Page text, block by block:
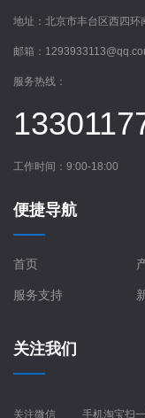
地址： 北京市丰台区西四环
邮箱：
服务热线：
工作时间：9:00-18:00
便捷导航
首页
服务支持
关注我们
关注微信 手机淘宝扫